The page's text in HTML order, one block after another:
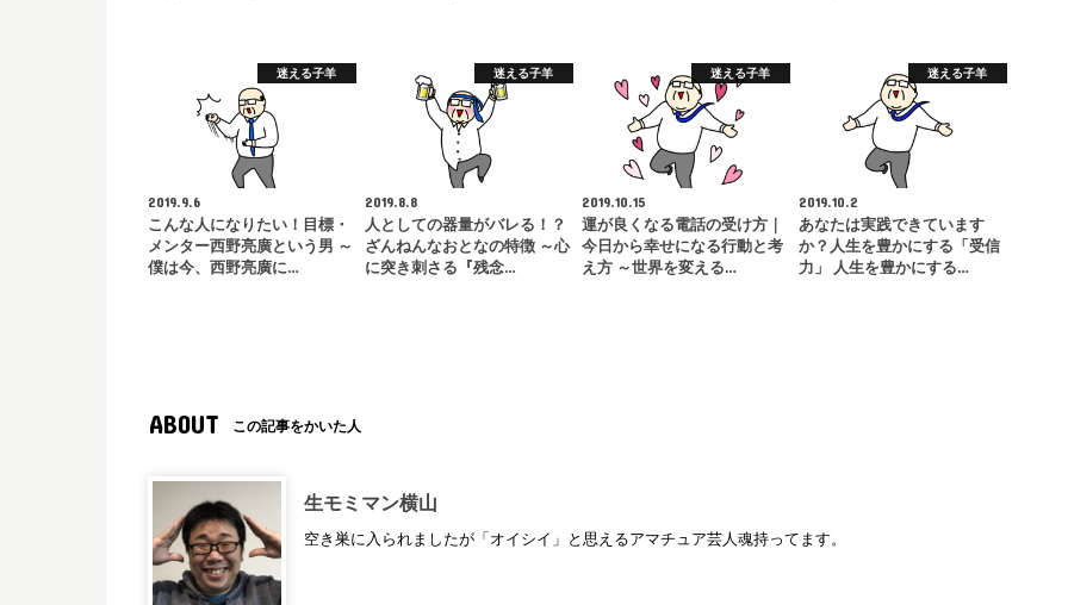
迷える子羊
2019.9.6
こんな人になりたい！目標・
メンター西野亮廣という男 ～
僕は今、西野亮廣に…
迷える子羊
2019.8.8
人としての器量がバレる！？
ざんねんなおとなの特徴 ～心
に突き刺さる『残念…
迷える子羊
2019.10.15
運が良くなる電話の受け方｜
今日から幸せになる行動と考
え方 ～世界を変える…
迷える子羊
2019.10.2
あなたは実践できています
か？人生を豊かにする「受信
力」 人生を豊かにする…
ABOUT この記事をかいた人
生モミマン横山
空き巣に入られましたが「オイシイ」と思えるアマチュア芸人魂持ってます。